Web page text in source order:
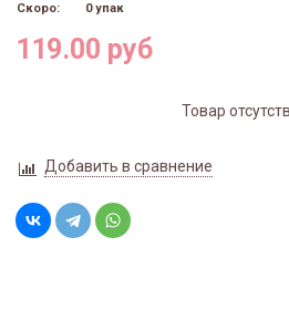
Скоро:
0 упак
119.00 руб
Товар
Добавить в сравнение